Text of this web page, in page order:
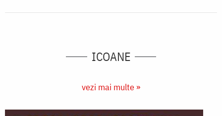
ICOANE
vezi mai multe »